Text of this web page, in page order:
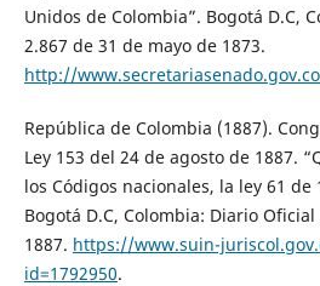
Unidos de Colombia”. Bogotá D.C,
2.867 de 31 de mayo de 1873.
http://
República de Colombia (1887).
Ley 153 del 24 de agosto de 1887.
los Códigos nacionales, la ley 61 de
Bogotá D.C, Colombia: Diario
1887. https://www.suin-
id=1792950.